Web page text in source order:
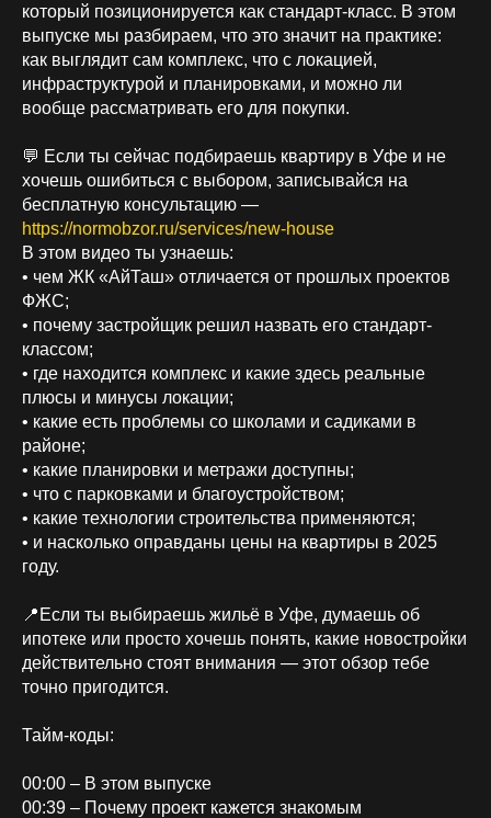
который позиционируется как стандарт-класс. В этом
выпуске мы разбираем, что это значит на практике:
как выглядит сам комплекс, что с локацией,
инфраструктурой и планировками, и можно ли
вообще рассматривать его для покупки.
💬 Если ты сейчас подбираешь квартиру в Уфе и не
хочешь ошибиться с выбором, записывайся на
бесплатную консультацию —
https://normobzor.ru/services/new-house
В этом видео ты узнаешь:
• чем ЖК «АйТаш» отличается от прошлых проектов
ФЖС;
• почему застройщик решил назвать его стандарт-
классом;
• где находится комплекс и какие здесь реальные
плюсы и минусы локации;
• какие есть проблемы со школами и садиками в
районе;
• какие планировки и метражи доступны;
• что с парковками и благоустройством;
• какие технологии строительства применяются;
• и насколько оправданы цены на квартиры в 2025
году.
📍Если ты выбираешь жильё в Уфе, думаешь об
ипотеке или просто хочешь понять, какие новостройки
действительно стоят внимания — этот обзор тебе
точно пригодится.
Тайм-коды:
00:00 – В этом выпуске
00:39 – Почему проект кажется знакомым